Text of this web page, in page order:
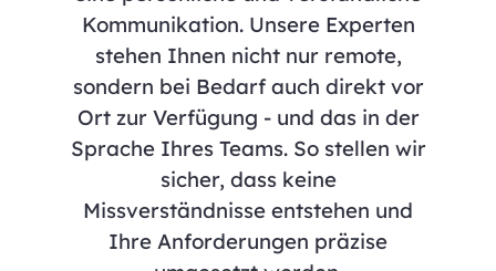
Kommunikation. Unsere Experten
stehen Ihnen nicht nur remote,
sondern bei Bedarf auch direkt vor
Ort zur Verfügung - und das in der
Sprache Ihres Teams. So stellen wir
sicher, dass keine
Missverständnisse entstehen und
Ihre Anforderungen präzise